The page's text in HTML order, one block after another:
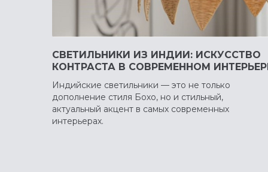
СВЕТИЛЬНИКИ ИЗ ИНДИИ: ИСКУССТВО
КОНТРАСТА В СОВРЕМЕННОМ
Индийские светильники — это не только
дополнение стиля Бохо, но и стильный,
актуальный акцент в самых современных
интерьерах.